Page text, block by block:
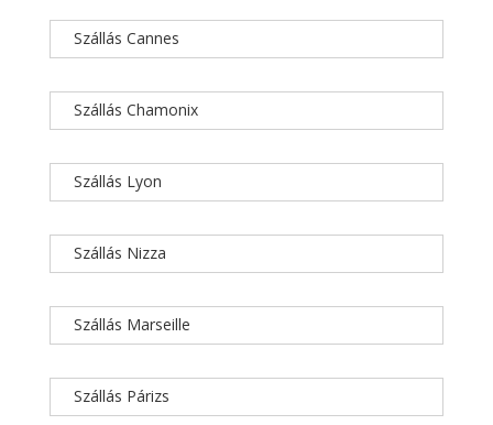
Szállás Cannes
Szállás Chamonix
Szállás Lyon
Szállás Nizza
Szállás Marseille
Szállás Párizs